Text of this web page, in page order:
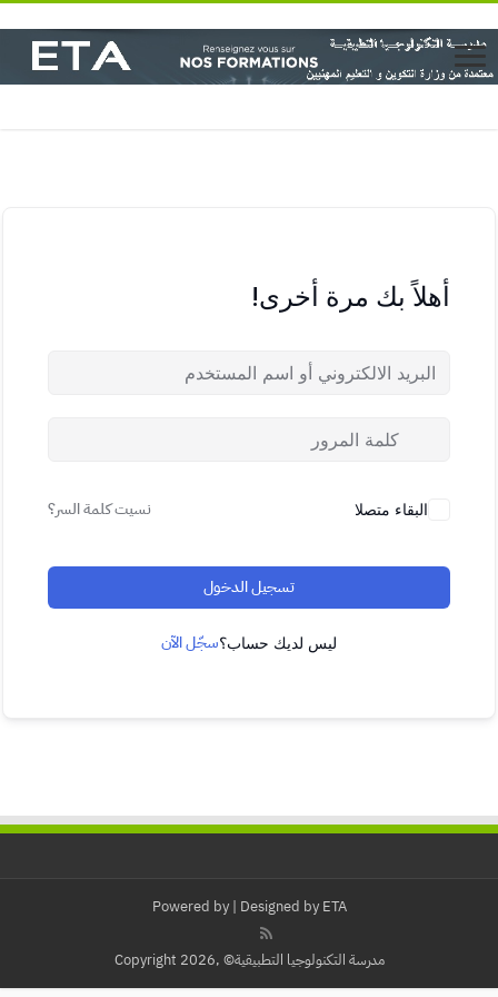
أهلاً بك مرة أخرى!
البقاء متصلا نسيت كلمة السر؟
تسجيل الدخول
ليس لديك حساب؟سجّل الآن
Powered by | Designed by ETA
مدرسة التكنولوجيا التطبيقية© ,Copyright 2026